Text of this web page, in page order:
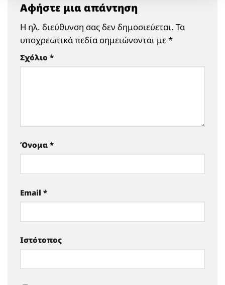
Αφήστε μια απάντηση
Η ηλ. διεύθυνση σας δεν δημοσιεύεται. Τα
υποχρεωτικά πεδία σημειώνονται με*
Σχόλιο *
Όνομα *
Email *
Ιστότοπος